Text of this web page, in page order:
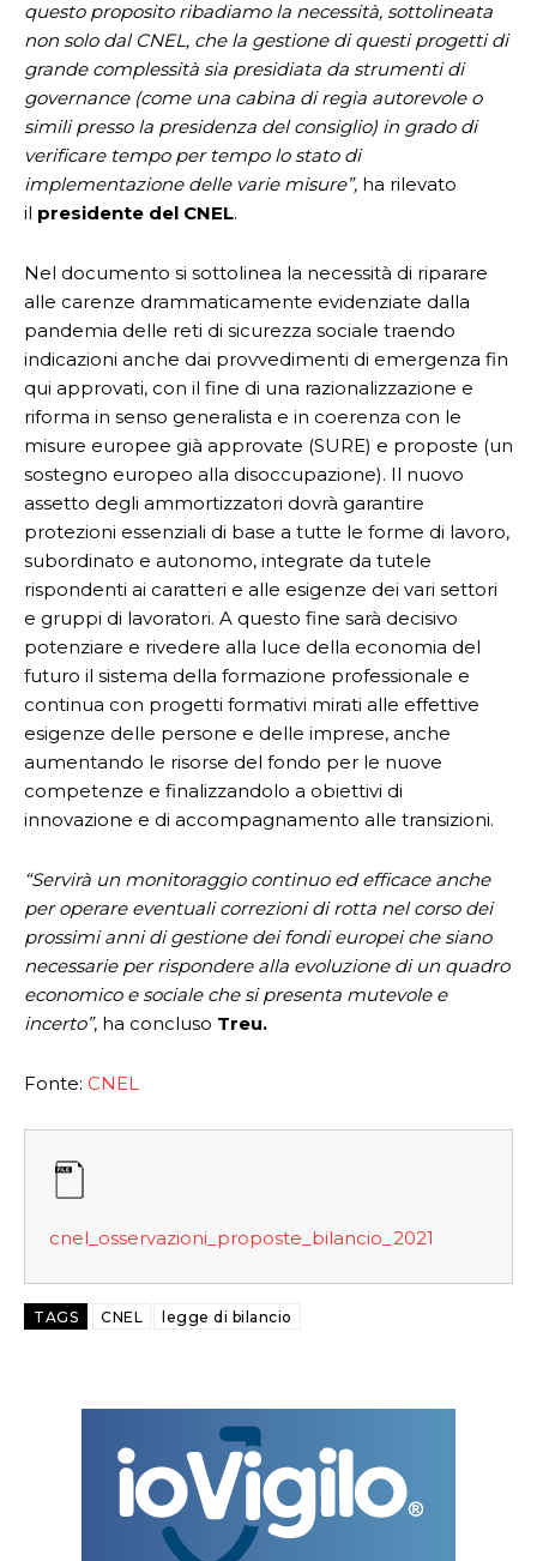
questo proposito ribadiamo la necessità, sottolineata
non solo dal CNEL, che la gestione di questi progetti di
grande complessità sia presidiata da strumenti di
governance (come una cabina di regia autorevole o
simili presso la presidenza del consiglio) in grado di
verificare tempo per tempo lo stato di
implementazione delle varie misure”, ha rilevato
il presidente del CNEL.
Nel documento si sottolinea la necessità di riparare
alle carenze drammaticamente evidenziate dalla
pandemia delle reti di sicurezza sociale traendo
indicazioni anche dai provvedimenti di emergenza fin
qui approvati, con il fine di una razionalizzazione e
riforma in senso generalista e in coerenza con le
misure europee già approvate (SURE) e proposte (un
sostegno europeo alla disoccupazione). Il nuovo
assetto degli ammortizzatori dovrà garantire
protezioni essenziali di base a tutte le forme di lavoro,
subordinato e autonomo, integrate da tutele
rispondenti ai caratteri e alle esigenze dei vari settori
e gruppi di lavoratori. A questo fine sarà decisivo
potenziare e rivedere alla luce della economia del
futuro il sistema della formazione professionale e
continua con progetti formativi mirati alle effettive
esigenze delle persone e delle imprese, anche
aumentando le risorse del fondo per le nuove
competenze e finalizzandolo a obiettivi di
innovazione e di accompagnamento alle transizioni.
“Servirà un monitoraggio continuo ed efficace anche
per operare eventuali correzioni di rotta nel corso dei
prossimi anni di gestione dei fondi europei che siano
necessarie per rispondere alla evoluzione di un quadro
economico e sociale che si presenta mutevole e
incerto”, ha concluso Treu.
Fonte: CNEL
cnel_osservazioni_proposte_bilancio_2021
TAGS CNEL legge di bilancio